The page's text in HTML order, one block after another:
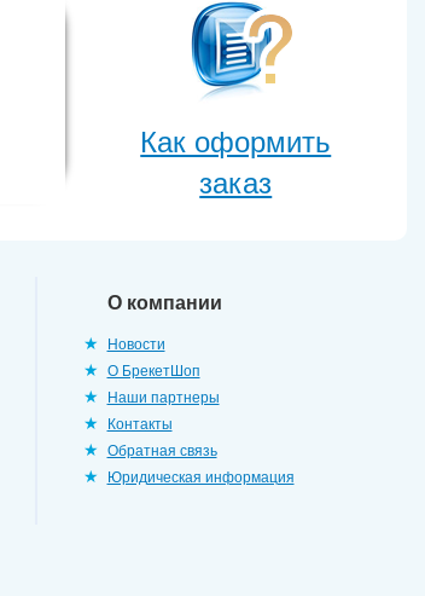
Как оформить
заказ
О компании
Новости
О БрекетШоп
Наши партнеры
Контакты
Обратная связь
Юридическая информация